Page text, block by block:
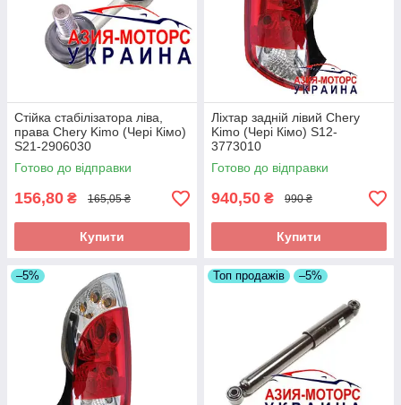
Стійка стабілізатора ліва,
права Chery Kimo (Чері Кімо)
S21-2906030
Готово до відправки
156,80 ₴ 165,05 ₴
Купити
Ліхтар задній лівий Chery
Kimo (Чері Кімо) S12-
3773010
Готово до відправки
940,50 ₴ 990 ₴
Купити
–5% Топ продажів –5%